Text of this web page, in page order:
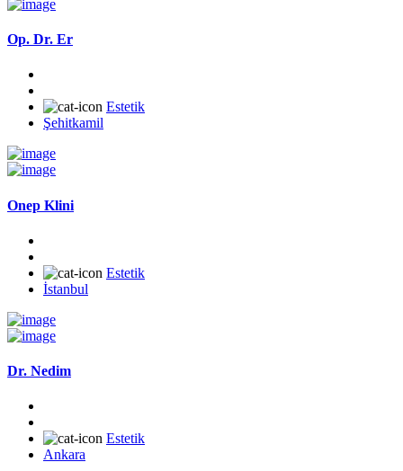
Op. Dr. Er
Estetik
Şehitkamil
Onep Klini
Estetik
İstanbul
Dr. Nedim
Estetik
Ankara